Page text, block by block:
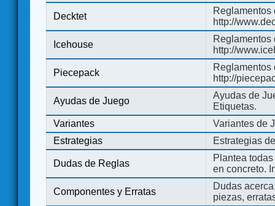
Decktet
Reglamentos
http://
Icehouse
Reglamentos
http://
Piecepack
Reglamentos
http://
Ayudas de Juego
Ayudas de
Etiquetas.
Variantes
Variantes de
Estrategias
Estrategias
Dudas de Reglas
Plantea
en concreto.
Componentes y Erratas
Dudas
piezas,